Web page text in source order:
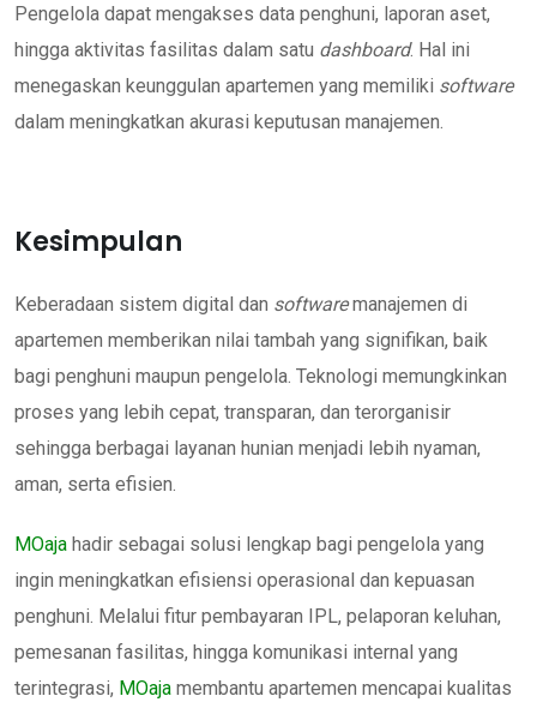
Pengelola dapat mengakses data penghuni, laporan aset,
hingga aktivitas fasilitas dalam satu dashboard. Hal ini
menegaskan keunggulan apartemen yang memiliki software
dalam meningkatkan akurasi keputusan manajemen.
Kesimpulan
Keberadaan sistem digital dan softwaremanajemen di
apartemen memberikan nilai tambah yang signifikan, baik
bagi penghuni maupun pengelola. Teknologi memungkinkan
proses yang lebih cepat, transparan, dan terorganisir
sehingga berbagai layanan hunian menjadi lebih nyaman,
aman, serta efisien.
MOaja hadir sebagai solusi lengkap bagi pengelola yang
ingin meningkatkan efisiensi operasional dan kepuasan
penghuni. Melalui fitur pembayaran IPL, pelaporan keluhan,
pemesanan fasilitas, hingga komunikasi internal yang
terintegrasi, MOaja membantu apartemen mencapai kualitas